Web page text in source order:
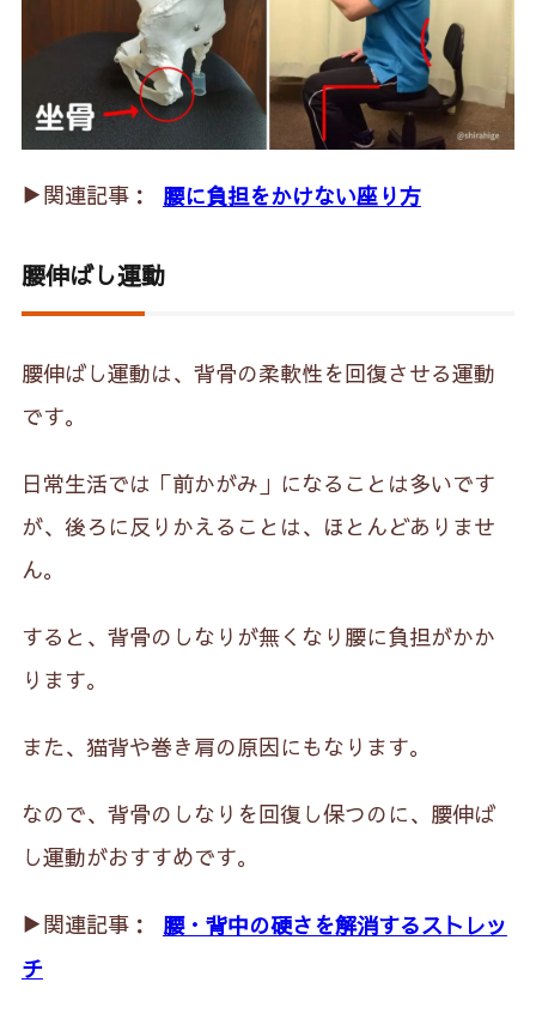
▶︎関連記事： 腰に負担をかけない座り方
腰伸ばし運動
腰伸ばし運動は、背骨の柔軟性を回復させる運動
です。
日常生活では「前かがみ」になることは多いです
が、後ろに反りかえることは、ほとんどありませ
ん。
すると、背骨のしなりが無くなり腰に負担がかか
ります。
また、猫背や巻き肩の原因にもなります。
なので、背骨のしなりを回復し保つのに、腰伸ば
し運動がおすすめです。
▶︎関連記事：
腰・背中の硬さを解消するストレッ
チ